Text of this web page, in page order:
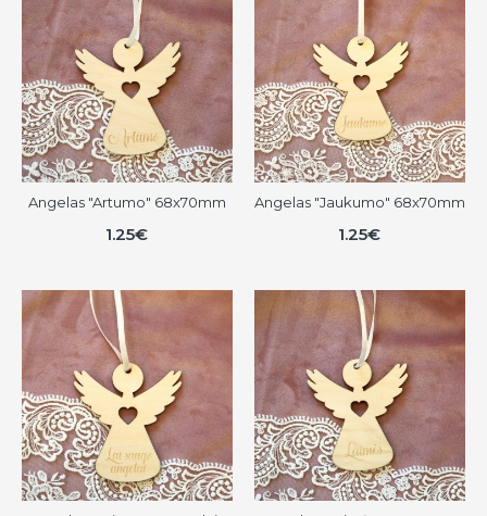
Angelas "Artumo" 68x70mm
1.25€
Angelas "Jaukumo" 68x70mm
1.25€